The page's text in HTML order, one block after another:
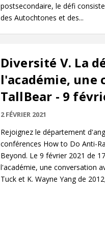
postsecondaire, le défi
des Autochtones et des...
Diversité V. La
l'académie, une
TallBear - 9
2 FÉVRIER 2021
Rejoignez le département
conférences How to Do Anti-
Beyond. Le 9 février 2021 de
l'académie, une conversation
Tuck et K. Wayne Yang de